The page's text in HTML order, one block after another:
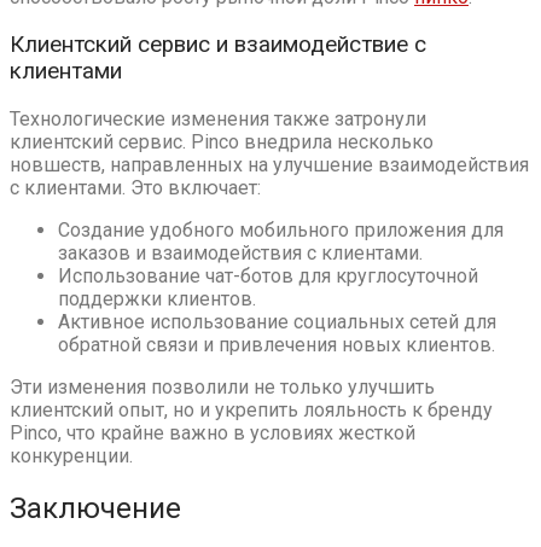
Клиентский сервис и взаимодействие с
клиентами
Технологические изменения также затронули
клиентский сервис. Pinco внедрила несколько
новшеств, направленных на улучшение взаимодействия
с клиентами. Это включает:
Создание удобного мобильного приложения для
заказов и взаимодействия с клиентами.
Использование чат-ботов для круглосуточной
поддержки клиентов.
Активное использование социальных сетей для
обратной связи и привлечения новых клиентов.
Эти изменения позволили не только улучшить
клиентский опыт, но и укрепить лояльность к бренду
Pinco, что крайне важно в условиях жесткой
конкуренции.
Заключение